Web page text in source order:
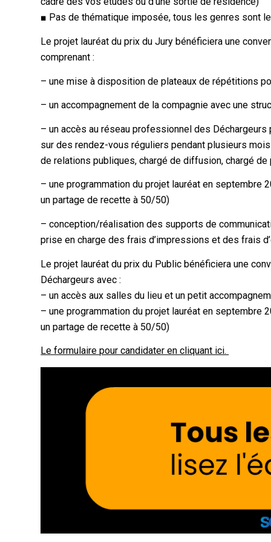
■ Pas de thématique imposée, tous les genres sont
Le projet lauréat du prix du Jury bénéficiera une
comprenant :
– une mise à disposition de plateaux de répétitions
– un accompagnement de la compagnie avec une
– un accès au réseau professionnel des
sur des rendez-vous réguliers pendant plusieurs
de relations publiques, chargé de diffusion, chargé
– une programmation du projet lauréat en septembre
un partage de recette à 50/50)
– conception/réalisation des supports de
prise en charge des frais d’impressions et des frais
Le projet lauréat du prix du Public bénéficiera une
Déchargeurs avec :
– un accès aux salles du lieu et un petit
– une programmation du projet lauréat en septembre
un partage de recette à 50/50)
Le formulaire pour candidater en cliquant ici.